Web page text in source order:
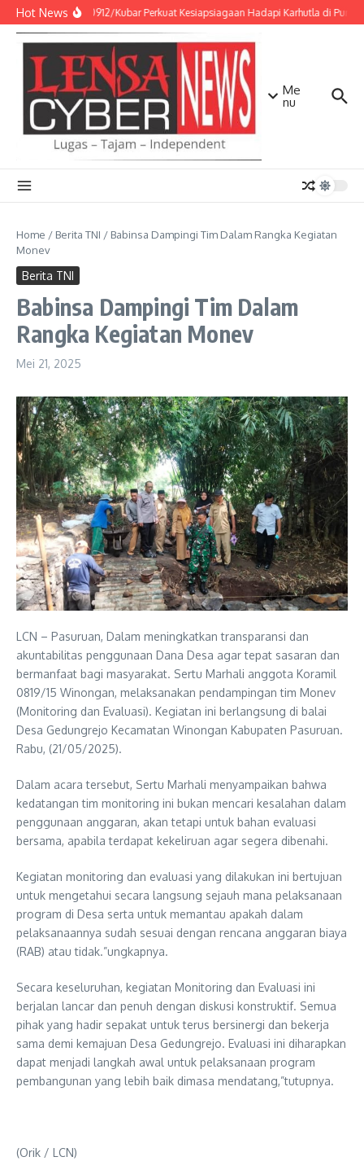
Lewati ke konten
Hot NewsKodim 0912/Kubar Perkuat Kesiapsiagaan Hadapi Karhutla di
Me
nu
Home / Berita TNI / Babinsa Dampingi Tim Dalam Rangka Kegiatan
Monev
Berita TNI
Babinsa Dampingi Tim Dalam
Rangka Kegiatan Monev
Mei 21, 2025
LCN – Pasuruan, Dalam meningkatkan transparansi dan
akuntabilitas penggunaan Dana Desa agar tepat sasaran dan
bermanfaat bagi masyarakat. Sertu Marhali anggota Koramil
0819/15 Winongan, melaksanakan pendampingan tim Monev
(Monitoring dan Evaluasi). Kegiatan ini berlangsung di balai
Desa Gedungrejo Kecamatan Winongan Kabupaten Pasuruan.
Rabu, (21/05/2025).
Dalam acara tersebut, Sertu Marhali menyampaikan bahwa
kedatangan tim monitoring ini bukan mencari kesalahan dalam
penggunaan anggaran, akan tetapi untuk bahan evaluasi
bersama, apabila terdapat kekeliruan agar segera dibenahi.
Kegiatan monitoring dan evaluasi yang dilakukan ini bertujuan
untuk mengetahui secara langsung sejauh mana pelaksanaan
program di Desa serta untuk memantau apakah dalam
pelaksanaannya sudah sesuai dengan rencana anggaran biaya
(RAB) atau tidak.”ungkapnya.
Secara keseluruhan, kegiatan Monitoring dan Evaluasi ini
berjalan lancar dan penuh dengan diskusi konstruktif. Semua
pihak yang hadir sepakat untuk terus bersinergi dan bekerja
sama demi kemajuan Desa Gedungrejo. Evaluasi ini diharapkan
dapat menjadi langkah awal untuk pelaksanaan program
pembangunan yang lebih baik dimasa mendatang,”tutupnya.
(Orik / LCN)